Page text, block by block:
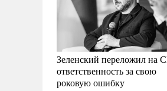
Зеленский переложил на
ответственность за свою
роковую ошибку